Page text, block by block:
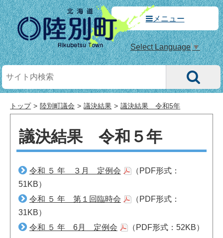
メニュー
Select Language▼
トップ 陸別町議会 議決結果 議決結果 令和5年
議決結果 令和５年
令和 ５ 年 ３月 定例会
（PDF形式：
51KB）
令和 ５ 年 第１回臨時会
（PDF形式：
31KB）
令和 ５ 年 6月 定例会
（PDF形式：52KB）